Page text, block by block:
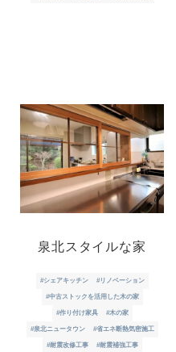
泉北スタイルな家
#シェアキッチン #リノベーション
#中古ストックを活用した木の家
#作り付け家具 #木の家
#泉北ニュータウン #省エネ断熱気密施工
#耐震改修工事 #耐震補強工事